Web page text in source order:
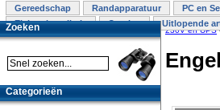
Gereedschap
Randapparatuur PC en
Elektra installatie
Overige Uitlopende
230V en UPS
Zoeken
Categorieën